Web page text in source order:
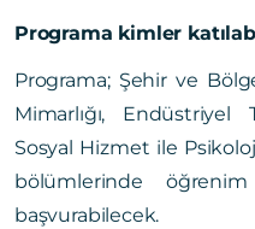
Programa kimler
Programa; Şehir ve
Mimarlığı, Endüstriyel
Sosyal Hizmet ile
bölümlerinde
başvurabilecek.